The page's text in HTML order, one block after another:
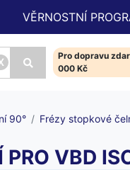
VĚRNOSTNÍ
Pro dopravu
000 Kč
90° Frézy stopkové
PRO VBD